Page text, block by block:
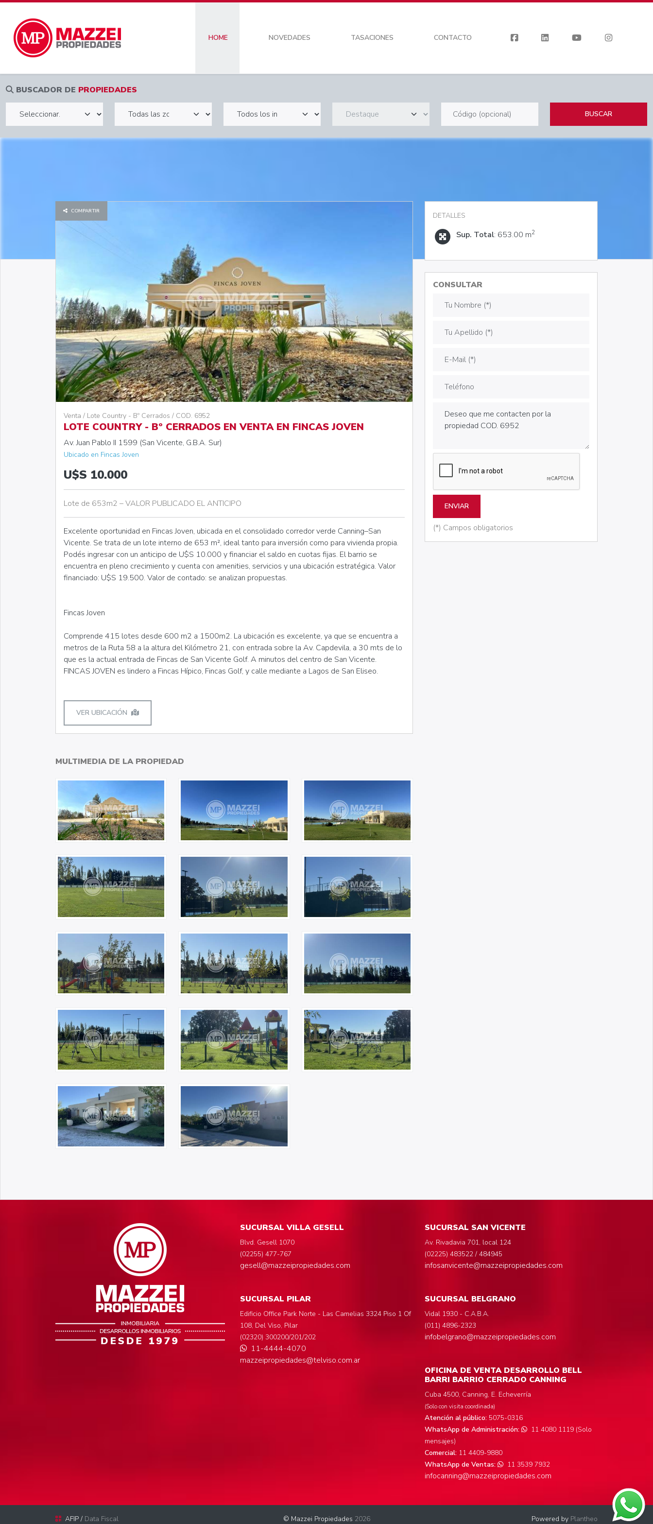
HOME NOVEDADES TASACIONES CONTACTO
BUSCADOR DE PROPIEDADES
BUSCAR
COMPARTIR
Venta / Lote Country - Bº Cerrados / COD. 6952
LOTE COUNTRY - Bº CERRADOS EN VENTA EN FINCAS JOVEN
Av. Juan Pablo II 1599 (San Vicente, G.B.A. Sur)
Ubicado en Fincas Joven
U$S 10.000
Lote de 653m2 – VALOR PUBLICADO EL ANTICIPO
Excelente oportunidad en Fincas Joven, ubicada en el consolidado corredor verde Canning–San
Vicente. Se trata de un lote interno de 653 m², ideal tanto para inversión como para vivienda propia.
Podés ingresar con un anticipo de U$S 10.000 y financiar el saldo en cuotas fijas. El barrio se
encuentra en pleno crecimiento y cuenta con amenities, servicios y una ubicación estratégica. Valor
financiado: U$S 19.500. Valor de contado: se analizan propuestas.
Fincas Joven
Comprende 415 lotes desde 600 m2 a 1500m2. La ubicación es excelente, ya que se encuentra a
metros de la Ruta 58 a la altura del Kilómetro 21, con entrada sobre la Av. Capdevila, a 30 mts de lo
que es la actual entrada de Fincas de San Vicente Golf. A minutos del centro de San Vicente.
FINCAS JOVEN es lindero a Fincas Hípico, Fincas Golf, y calle mediante a Lagos de San Eliseo.
VER UBICACIÓN
MULTIMEDIA DE LA PROPIEDAD
DETALLES
Sup. Total: 653.00 m2
CONSULTAR
ENVIAR
(*) Campos obligatorios
SUCURSAL VILLA GESELL
Blvd. Gesell 1070
(02255) 477-767
gesell@mazzeipropiedades.com
SUCURSAL PILAR
Edificio Office Park Norte - Las Camelias 3324 Piso 1 Of
108, Del Viso, Pilar
(02320) 300200/201/202
11-4444-4070
mazzeipropiedades@telviso.com.ar
SUCURSAL SAN VICENTE
Av. Rivadavia 701, local 124
(02225) 483522 / 484945
infosanvicente@mazzeipropiedades.com
SUCURSAL BELGRANO
Vidal 1930 - C.A.B.A.
(011) 4896-2323
infobelgrano@mazzeipropiedades.com
OFICINA DE VENTA DESARROLLO BELL
BARRI BARRIO CERRADO CANNING
Cuba 4500, Canning, E. Echeverría
(Solo con visita coordinada)
Atención al público: 5075-0316
WhatsApp de Administración:
11 4080 1119 (Solo
mensajes)
Comercial: 11 4409-9880
WhatsApp de Ventas:
11 3539 7932
infocanning@mazzeipropiedades.com
AFIP / Data Fiscal © Mazzei Propiedades 2026 Powered by Plantheo